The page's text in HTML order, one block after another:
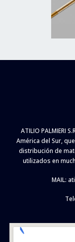
ATILIO PALMIERI
América del Sur,
distribución de
utilizados en
MAIL: